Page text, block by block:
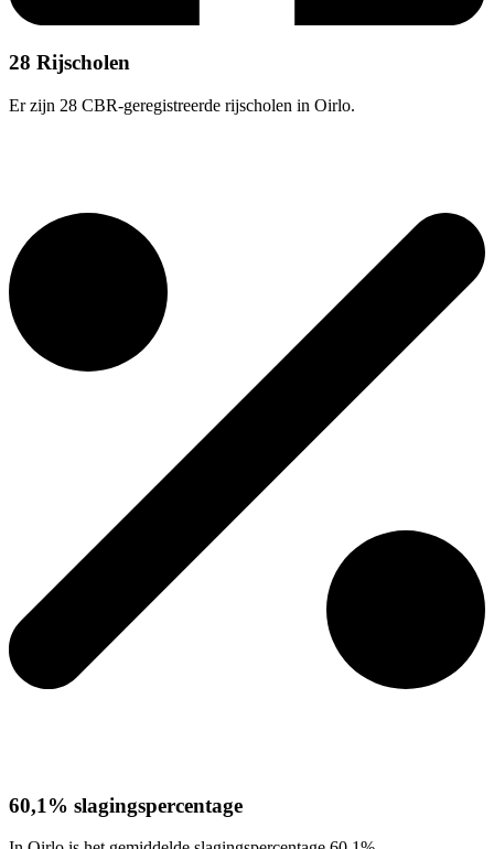
28 Rijscholen
Er zijn 28 CBR-geregistreerde rijscholen in Oirlo.
60,1% slagingspercentage